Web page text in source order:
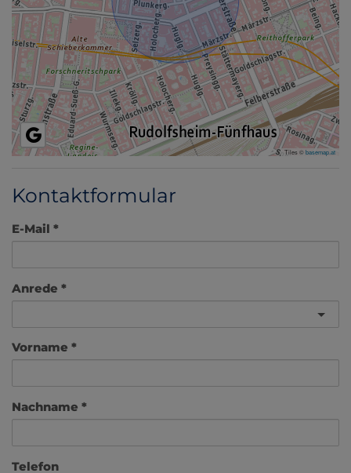
Tiles ©basemap.at
Kontaktformular
E-Mail
Anrede
Vorname
Nachname
Telefon